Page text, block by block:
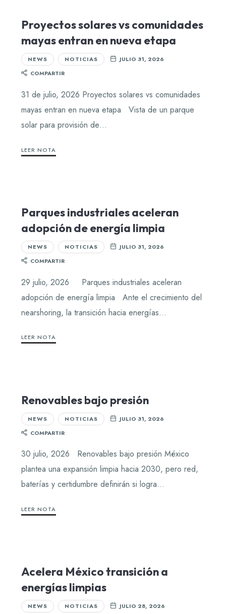
Proyectos solares vs comunidades
mayas entran en nueva etapa
NEWS NOTICIAS
JULIO 31, 2026
COMPARTIR
31 de julio, 2026 Proyectos solares vs comunidades
mayas entran en nueva etapa Vista de un parque
solar para provisión de…
LEER NOTA
Parques industriales aceleran
adopción de energía limpia
NEWS NOTICIAS
JULIO 31, 2026
COMPARTIR
29 julio, 2026 Parques industriales aceleran
adopción de energía limpia Ante el crecimiento del
nearshoring, la transición hacia energías…
LEER NOTA
Renovables bajo presión
NEWS NOTICIAS
JULIO 31, 2026
COMPARTIR
30 julio, 2026 Renovables bajo presión México
plantea una expansión limpia hacia 2030, pero red,
baterías y certidumbre definirán si logra…
LEER NOTA
Acelera México transición a
energías limpias
NEWS NOTICIAS
JULIO 28, 2026